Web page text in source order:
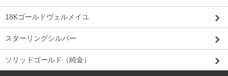
18Kゴールドヴェルメイユ
スターリングシルバー
ソリッドゴールド（純金）